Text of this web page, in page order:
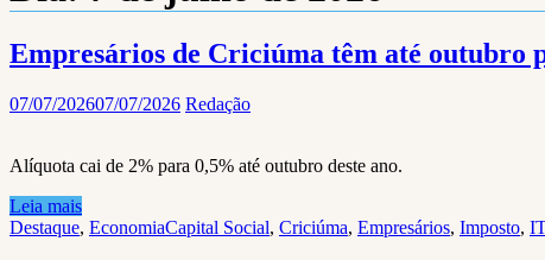
Empresários de Criciúma têm até outubro
07/07/202607/07/2026 Redação
Alíquota cai de 2% para 0,5% até outubro deste ano.
Leia mais
Destaque, EconomiaCapital Social, Criciúma, Empresários, Imposto,